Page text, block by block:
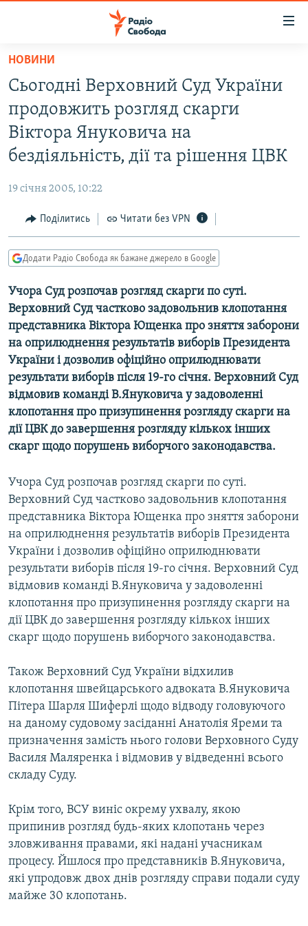
Перейти
основного
матеріалу
Перейти
до
основної
Перейти
пошуку
ВСЕ ЗА ДОБУ
СТАТТІ
ПОЛІТИКА
КУЛЬТУРА
СПОРТ
СВІТ
ВІЙНА
ДОНБАС.РЕАЛІЇ
КРИМ.РЕАЛІЇ
ТИ ЯК?
КИТАЙ.ВИКЛИКИ
МУЛЬТИМЕДІА
ФОТО
СПЕЦПРОЄКТИ
ПОДКАСТИ
КРИМ РЕАЛІЇ
РУС
УКР
КТАТ
ДОЛУЧАЙСЯ!
Усі сайти RFE/RL
НОВИНИ
Сьогодні Верховний Суд України
продовжить розгляд скарги
Віктора Януковича на
бездіяльність, дії та рішення ЦВК
19 січня 2005, 10:22
Поділитись Читати без VPN
Додати Радіо Свобода як бажане джерело в Google
Учора Суд розпочав розгляд скарги по суті.
Верховний Суд частково задовольнив клопотання
представника Віктора Ющенка про зняття заборони
на оприлюднення результатів виборів Президента
України і дозволив офіційно оприлюднювати
результати виборів після 19-го січня. Верховний Суд
відмовив команді В.Януковича у задоволенні
клопотання про призупинення розгляду скарги на
дії ЦВК до завершення розгляду кількох інших
скарг щодо порушень виборчого законодавства.
Учора Суд розпочав розгляд скарги по суті.
Верховний Суд частково задовольнив клопотання
представника Віктора Ющенка про зняття заборони
на оприлюднення результатів виборів Президента
України і дозволив офіційно оприлюднювати
результати виборів після 19-го січня. Верховний Суд
відмовив команді В.Януковича у задоволенні
клопотання про призупинення розгляду скарги на
дії ЦВК до завершення розгляду кількох інших
скарг щодо порушень виборчого законодавства.
Також Верховний Суд України відхилив
клопотання швейцарського адвоката В.Януковича
Пітера Шарля Шиферлі щодо відводу головуючого
на даному судовому засіданні Анатолія Яреми та
призначення замість нього голови Верховного Суду
Василя Маляренка і відмовив у відведенні всього
складу Суду.
Крім того, ВСУ виніс окрему ухвалу, якою
припинив розгляд будь-яких клопотань через
зловживання правами, які надані учасникам
процесу. Йшлося про представників В.Януковича,
які упродовж двох днів розгляду справи подали суду
майже 30 клопотань.